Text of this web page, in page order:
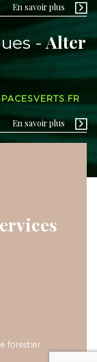
En savoir plus
Alter
En savoir plus
forestier